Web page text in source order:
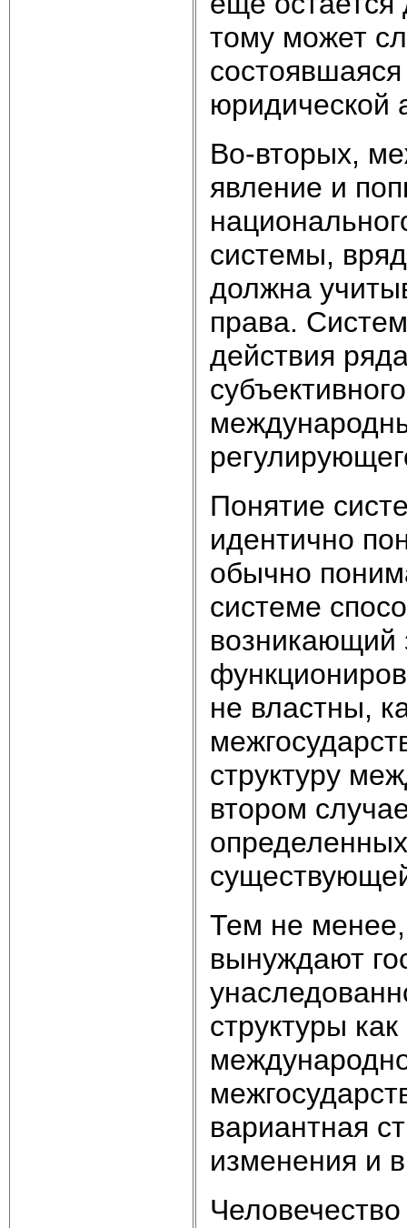
тому может
юридической
Во-вторых,
явление и
системы,
должна
права.
действия
Понятие
идентично
обычно
системе
возникающий
не властны,
структуру
втором
Тем не
вынуждают
структуры
вариантная
изменения и